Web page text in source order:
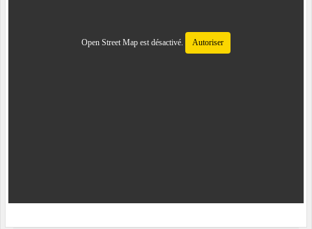
Open Street Map est désactivé. Autoriser